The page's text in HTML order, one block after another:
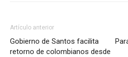
Artículo anterior
Gobierno de Santos facilita
retorno de colombianos desde